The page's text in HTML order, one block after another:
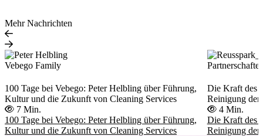
Mehr Nachrichten
Vebego Family
100 Tage bei Vebego: Peter Helbling über Führung,
Kultur und die Zukunft von Cleaning Services
7 Min.
100 Tage bei Vebego: Peter Helbling über Führung,
Kultur und die Zukunft von Cleaning Services
Die Kraft des
Reinigung
4 Min.
Die Kraft des
Reinigung